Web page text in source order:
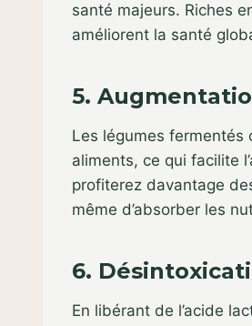
santé majeurs. Riches
améliorent la santé
5.
Les légumes
aliments, ce qui facilite
profiterez davantage
même d’absorber les
6.
En libérant de l’acide